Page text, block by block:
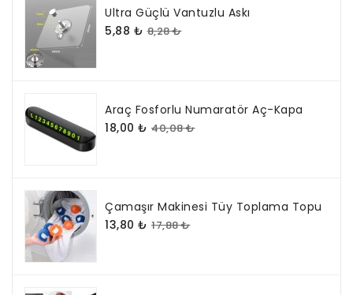
Ultra Güçlü Vantuzlu Askı
5,88 ₺ 8,28 ₺
Araç Fosforlu Numaratör Aç-Kapa
18,00 ₺ 40,08 ₺
Çamaşır Makinesi Tüy Toplama Topu
13,80 ₺ 17,88 ₺